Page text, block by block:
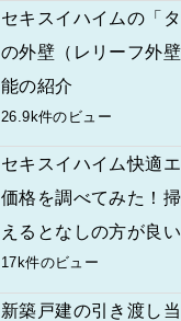
セキスイハイムの「
の外壁（レリーフ外
能の紹介
26.9k件のビュー
セキスイハイム快適
価格を調べてみた！
えるとなしの方が良い
17k件のビュー
新築戸建の引き渡し